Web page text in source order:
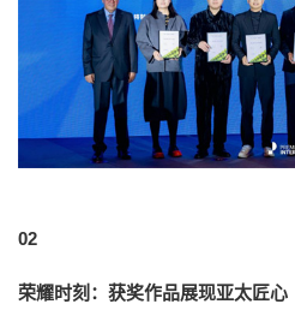
02
荣耀时刻：获奖作品展现亚太匠心